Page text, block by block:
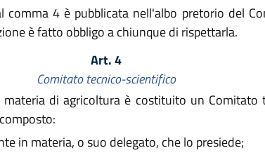
comma 4 è pubblicata nell'albo pretorio del
è fatto obbligo a chiunque di rispettarla.
Art. 4
Comitato tecnico-scientifico
di agricoltura è costituito un
in materia, o suo delegato, che lo presiede;